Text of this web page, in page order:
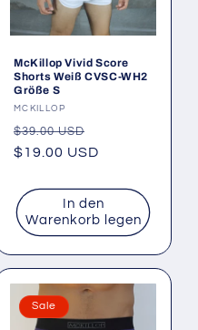
McKillop Vivid Score
Shorts Weiß CVSC-WH2
Größe S
Anbieter:
MCKILLOP
Normaler
Preis
$39.00 USD
$19.00 USD
In den
Warenkorb legen
Sale